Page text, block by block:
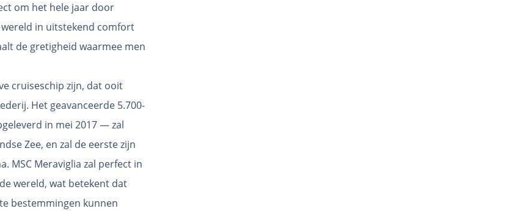
om het hele jaar door
in uitstekend comfort
de gretigheid waarmee men
cruiseschip zijn, dat ooit
Het geavanceerde 5.700-
in mei 2017 — zal
Zee, en zal de eerste zijn
MSC Meraviglia zal perfect in
wereld, wat betekent dat
bestemmingen kunnen